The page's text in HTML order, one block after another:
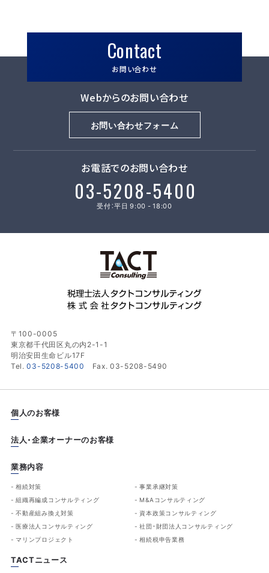
Contact
お問い合わせ
Webからのお問い合わせ
お問い合わせフォーム
お電話でのお問い合わせ
03-5208-5400
受付：平日 9:00 - 18:00
〒100-0005
東京都千代田区丸の内2-1-1
明治安田生命ビル17F
Tel.03-5208-5400 Fax. 03-5208-5490
個人のお客様
法人・企業オーナーのお客様
業務内容
相続対策
事業承継対策
組織再編成コンサルティング
M&Aコンサルティング
不動産組み換え対策
資本政策コンサルティング
医療法人コンサルティング
社団・財団法人コンサルティング
マリンプロジェクト
相続税申告業務
TACTニュース